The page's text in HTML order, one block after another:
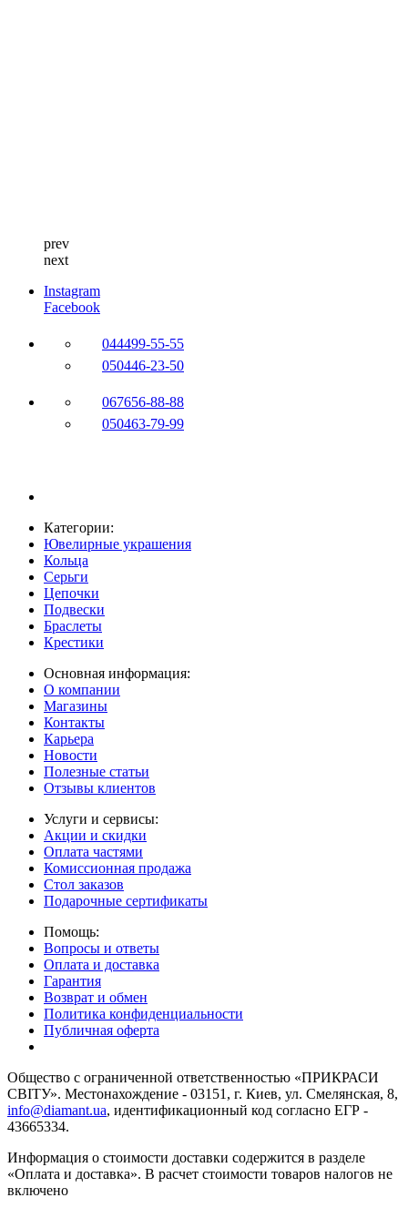
prev
next
Instagram
Facebook
044499-55-55
050446-23-50
067656-88-88
050463-79-99
Категории:
Ювелирные украшения
Кольца
Серьги
Цепочки
Подвески
Браслеты
Крестики
Основная информация:
О компании
Магазины
Контакты
Карьера
Новости
Полезные статьи
Отзывы клиентов
Услуги и сервисы:
Акции и скидки
Оплата частями
Комиссионная продажа
Стол заказов
Подарочные сертификаты
Помощь:
Вопросы и ответы
Оплата и доставка
Гарантия
Возврат и обмен
Политика конфиденциальности
Публичная оферта
Общество с ограниченной ответственностью «ПРИКРАСИ
СВІТУ». Местонахождение - 03151, г. Киев, ул. Смелянская, 8,
info@diamant.ua, идентификационный код согласно ЕГР -
43665334.
Информация о стоимости доставки содержится в разделе
«Оплата и доставка». В расчет стоимости товаров налогов не
включено